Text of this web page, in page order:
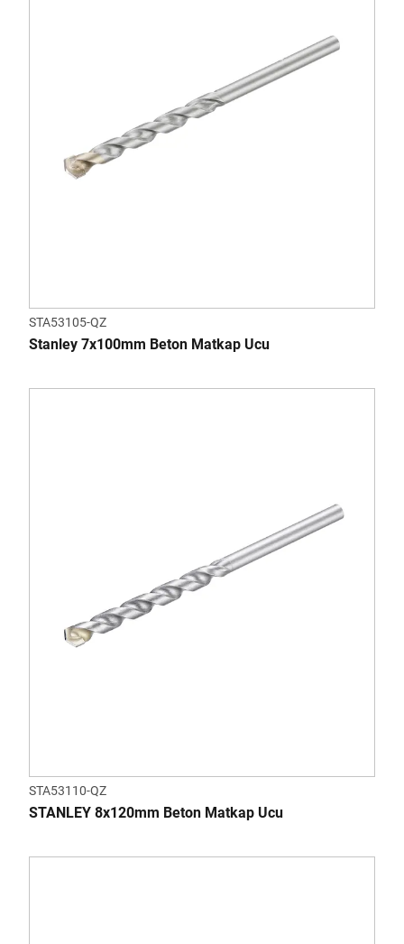
STA53105-QZ
Stanley 7x100mm Beton Matkap Ucu
STA53110-QZ
STANLEY 8x120mm Beton Matkap Ucu